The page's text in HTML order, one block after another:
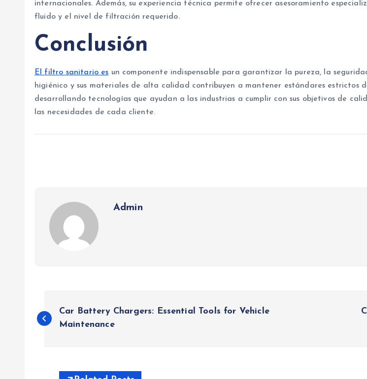
internacionales. Además, su experiencia técnica permite ofrecer asesoramiento
fluido y el nivel de filtración requerido.
Conclusión
El filtro sanitario es un componente indispensable para garantizar la pureza, la
higiénico y sus materiales de alta calidad contribuyen a mantener estándares estrictos
desarrollando tecnologías que ayudan a las industrias a cumplir con sus objetivos de
las necesidades de cada cliente.
Admin
o
Car Battery Chargers: Essential Tools for Vehicle
Maintenance